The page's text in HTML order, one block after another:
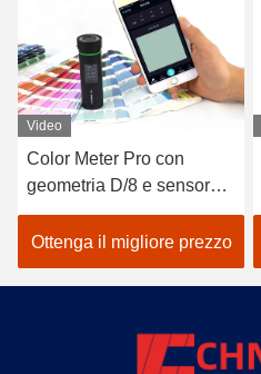
Video
Color Meter Pro con
geometria D/8 e sensore
spettrale per una
misurazione più accurata
Ottenga il migliore prezzo